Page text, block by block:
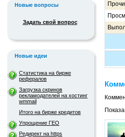
Новые вопросы
Задать свой вопрос
Новые идеи
Статистика на бирже
рефералов
Загрузка скринов
рекламодателей на хостинг
wmmail
Итого на бирже кредитов
Упрощение ГЕО
Редирект на https